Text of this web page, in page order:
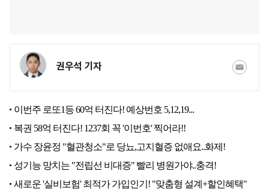
권우석 기자